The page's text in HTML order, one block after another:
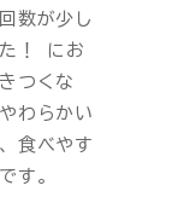
数が少し
！ にお
つくな
わらかい
食べやす
です。